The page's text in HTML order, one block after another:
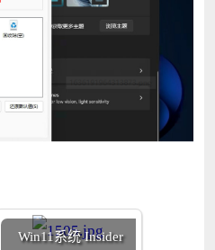
Win11系统 Insider